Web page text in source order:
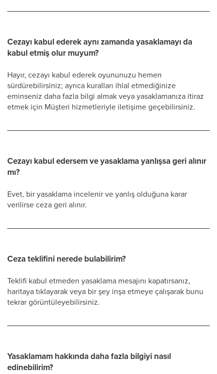
Cezayı kabul ederek aynı zamanda yasaklamayı da
kabul etmiş olur muyum?
Hayır, cezayı kabul ederek oyununuzu hemen
sürdürebilirsiniz; ayrıca kuralları ihlal etmediğinize
eminseniz daha fazla bilgi almak veya yasaklamanıza itiraz
etmek için Müşteri hizmetleriyle iletişime geçebilirsiniz.
Cezayı kabul edersem ve yasaklama yanlışsa geri alınır
mı?
Evet, bir yasaklama incelenir ve yanlış olduğuna karar
verilirse ceza geri alınır.
Ceza teklifini nerede bulabilirim?
Teklifi kabul etmeden yasaklama mesajını kapatırsanız,
haritaya tıklayarak veya bir şey inşa etmeye çalışarak bunu
tekrar görüntüleyebilirsiniz.
Yasaklamam hakkında daha fazla bilgiyi nasıl
edinebilirim?